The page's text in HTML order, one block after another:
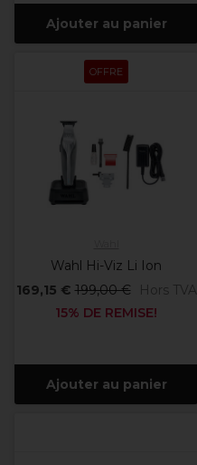
Ajouter au panier
OFFRE
Wahl Hi-Viz Li Ion
169,15 € 199,00 €
Hors TVA
15% DE REMISE!
Ajouter au panier